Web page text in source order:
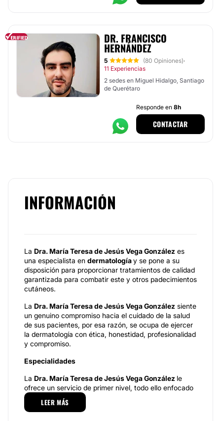
DR. FRANCISCO
HERNÁNDEZ
5 (80 Opiniones)·
11 Experiencias
2 sedes en Miguel Hidalgo, Santiago
de Querétaro
Responde en 8h
CONTACTAR
INFORMACIÓN
La Dra. María Teresa de Jesús Vega González es
una especialista en dermatologíay se pone a su
disposición para proporcionar tratamientos de calidad
garantizada para combatir este y otros padecimientos
cutáneos.
La Dra. María Teresa de Jesús Vega González siente
un genuino compromiso hacia el cuidado de la salud
de sus pacientes, por esa razón, se ocupa de ejercer
la dermatología con ética, honestidad, profesionalidad
y compromiso.
Especialidades
La Dra. María Teresa de Jesús Vega González le
ofrece un servicio de primer nivel, todo ello enfocado
a las necesidades que presente el paciente en su piel,
uno de los órganos más importantes, ya que en este
LEER MÁS